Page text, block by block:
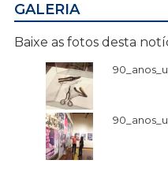
GALERIA
Baixe as fotos desta